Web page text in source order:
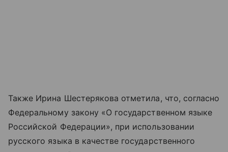
Также Ирина Шестерякова отметила, что, согласно
Федеральному закону «О государственном языке
Российской Федерации», при использовании
русского языка в качестве государственного